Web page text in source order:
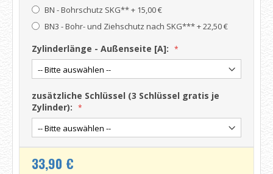
BN - Bohrschutz SKG**+ 15,00 €
BN3 - Bohr- und Ziehschutz nach SKG***+22,50 €
Zylinderlänge - Außenseite [A]:
zusätzliche Schlüssel (3 Schlüssel gratis je
Zylinder):
33,90 €